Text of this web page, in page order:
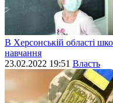
В Херсонській області
навчання
23.02.2022 19:51 Власть